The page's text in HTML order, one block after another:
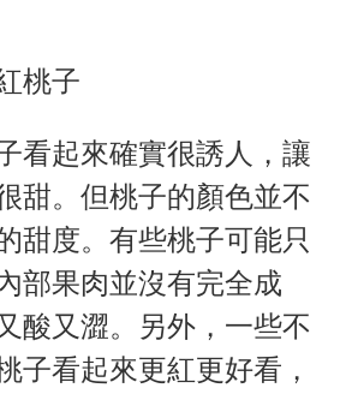
桃子
看起來確實很誘人，讓
甜。但桃子的顏色並不
甜度。有些桃子可能只
部果肉並沒有完全成
酸又澀。另外，一些不
子看起來更紅更好看，